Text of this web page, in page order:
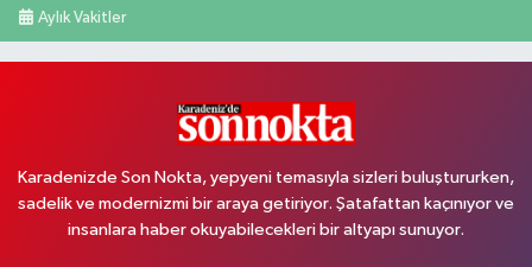
Aylık Vakitler
Karadenizde Son Nokta, yepyeni temasıyla sizleri buluştururken,
sadelik ve modernizmi bir araya getiriyor. Şatafattan kaçınıyor ve
insanlara haber okuyabilecekleri bir altyapı sunuyor.